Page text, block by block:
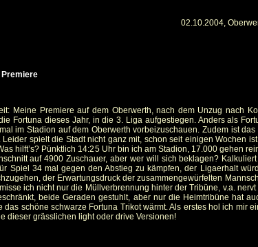
02.10.2004,
Premiere
Meine Premiere auf dem Oberwerth, nach dem Unzug nach
Fortuna dieses Jahr, in die 3. Liga aufgestiegen. Anders als
im Stadion auf dem Oberwerth vorbeizuschauen. Zudem ist
spielt die Stadt nicht ganz mit, schon seit einigen Wochen
hilft’s? Pünktlich 14:25 Uhr bin ich am Stadion, 17.000 gehen
auf 4900 Zuschauer, aber wer will sich beklagen?
Spiel 34 mal gegen den Abstieg zu kämpfen, der Ligaerhalt
der Erwartungsdruck der zusammengewürfelten
ich nicht nur die Müllverbrennung hinter der Tribüne, v.a.
beide Geraden gestuhlt, aber nur die Heimtribüne hat
das schöne schwarze Fortuna Trikot wärmt. Als erstes hol ich
dieser grässlichen light oder drive Versionen!